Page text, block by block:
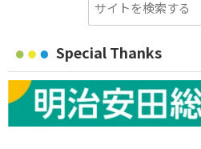
Special Thanks